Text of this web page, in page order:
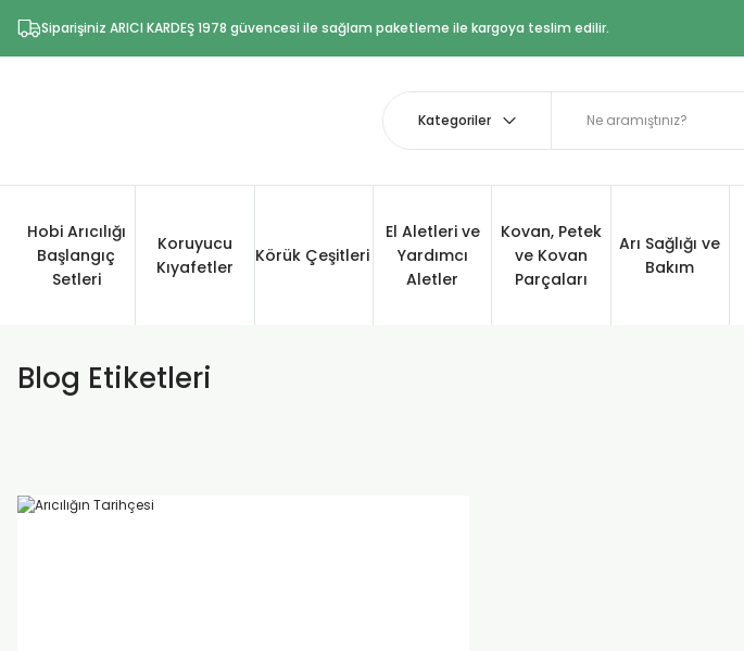
Siparişiniz ARICI KARDEŞ 1978 güvencesi ile sağlam paketleme ile kargoya teslim edilir.
Hobi Arıcılığı
Başlangıç
Setleri
Koruyucu
Kıyafetler
Körük Çeşitleri
El Aletleri ve
Yardımcı
Aletler
Kovan, Petek
ve Kovan
Parçaları
Arı Sağlığı ve
Bakım
Blog Etiketleri